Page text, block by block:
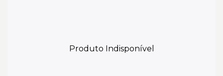
Produto Indisponível